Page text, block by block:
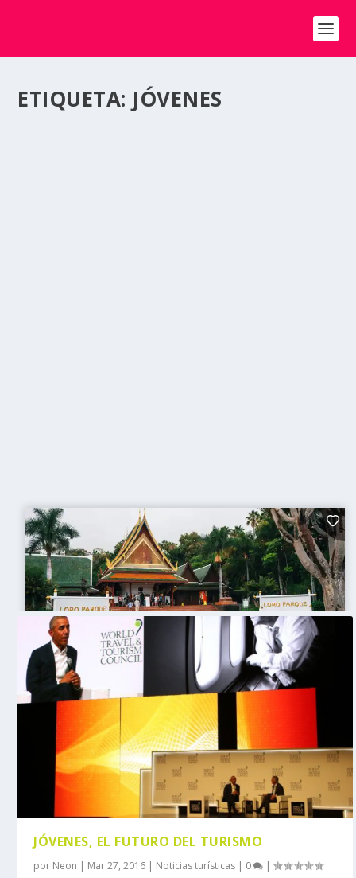
ETIQUETA: JÓVENES
JÓVENES, EL FUTURO DEL TURISMO
por Neon | Mar 27, 2016 | Noticias turísticas | 0 |